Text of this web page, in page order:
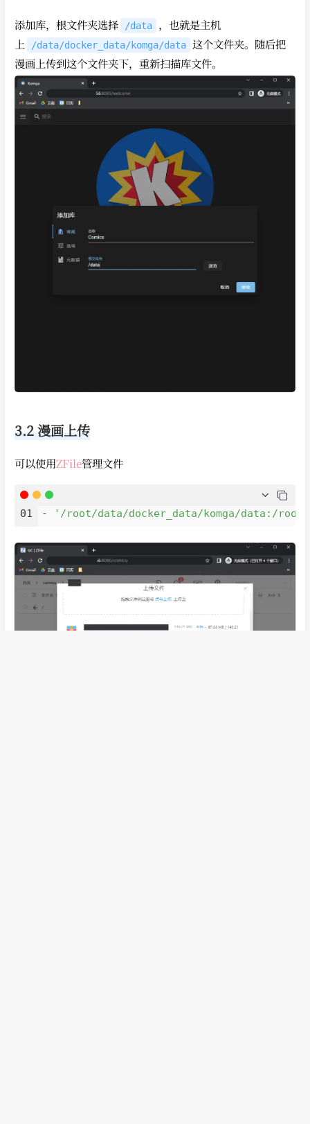
添加库，根文件夹选择 /data
，也就是主机
上
/data/docker_data/komga/data 这个文件夹。随后把
漫画上传到这个文件夹下，重新扫描库文件。
3.2 漫画上传
可以使用ZFile管理文件
01 - '/root/data/docker_data/komga/data:/